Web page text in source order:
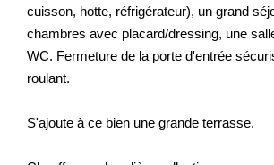
CONTACT
cuisson, hotte, réfrigérateur), un grand
chambres avec placard/dressing, une
WC. Fermeture de la porte d'entrée
roulant.
S'ajoute à ce bien une grande terrasse.